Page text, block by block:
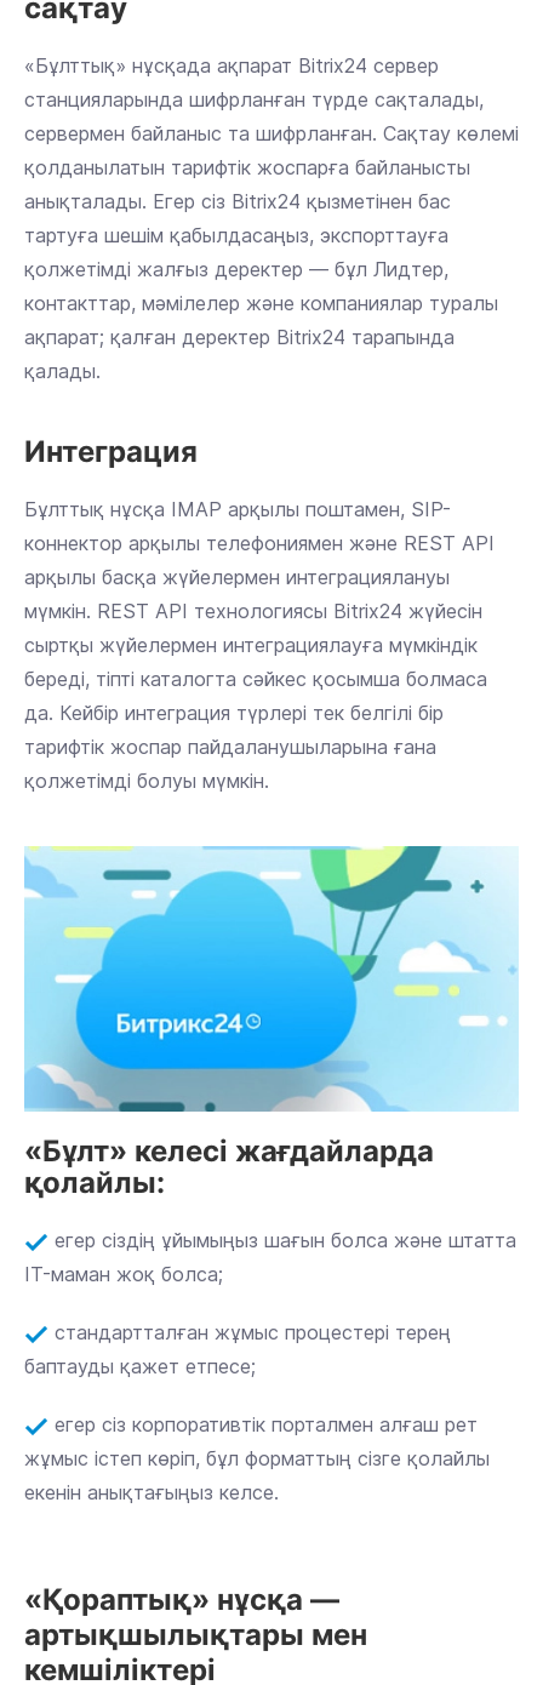
сақтау
«Бұлттық» нұсқада ақпарат Bitrix24 сервер
станцияларында шифрланған түрде сақталады,
сервермен байланыс та шифрланған. Сақтау көлемі
қолданылатын тарифтік жоспарға байланысты
анықталады. Егер сіз Bitrix24 қызметінен бас
тартуға шешім қабылдасаңыз, экспорттауға
қолжетімді жалғыз деректер — бұл Лидтер,
контакттар, мәмілелер және компаниялар туралы
ақпарат; қалған деректер Bitrix24 тарапында
қалады.
Интеграция
Бұлттық нұсқа IMAP арқылы поштамен, SIP-
коннектор арқылы телефониямен және REST API
арқылы басқа жүйелермен интеграциялануы
мүмкін. REST API технологиясы Bitrix24 жүйесін
сыртқы жүйелермен интеграциялауға мүмкіндік
береді, тіпті каталогта сәйкес қосымша болмаса
да. Кейбір интеграция түрлері тек белгілі бір
тарифтік жоспар пайдаланушыларына ғана
қолжетімді болуы мүмкін.
«Бұлт» келесі жағдайларда
қолайлы:
егер сіздің ұйымыңыз шағын болса және штатта
IT-маман жоқ болса;
стандартталған жұмыс процестері терең
баптауды қажет етпесе;
егер сіз корпоративтік порталмен алғаш рет
жұмыс істеп көріп, бұл форматтың сізге қолайлы
екенін анықтағыңыз келсе.
«Қораптық» нұсқа —
артықшылықтары мен
кемшіліктері